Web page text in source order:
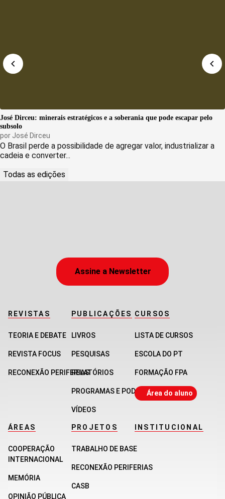
José Dirceu: minerais estratégicos e a soberania que pode escapar pelo
subsolo
por José Dirceu
O Brasil perde a possibilidade de agregar valor, industrializar a
cadeia e converter...
Todas as edições
Assine a Newsletter
REVISTAS
TEORIA E DEBATE
REVISTA FOCUS
RECONEXÃO PERIFERIAS
PUBLICAÇÕES
LIVROS
PESQUISAS
RELATÓRIOS
PROGRAMAS E PODCASTS
VÍDEOS
CURSOS
LISTA DE CURSOS
ESCOLA DO PT
FORMAÇÃO FPA
Área do aluno
ÁREAS
COOPERAÇÃO
INTERNACIONAL
MEMÓRIA
OPINIÃO PÚBLICA
PROJETOS
TRABALHO DE BASE
RECONEXÃO PERIFERIAS
CASB
INSTITUCIONAL